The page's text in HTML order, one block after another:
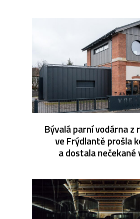
Bývalá parní vodárna z
ve Frýdlantě prošla
a dostala nečekané